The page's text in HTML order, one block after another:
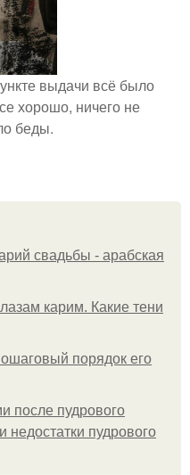
выдачи всё было
хорошо, ничего не
беды.
свадьбы - арабская
карим. Какие тени
порядок его
после пудрового
пудрового